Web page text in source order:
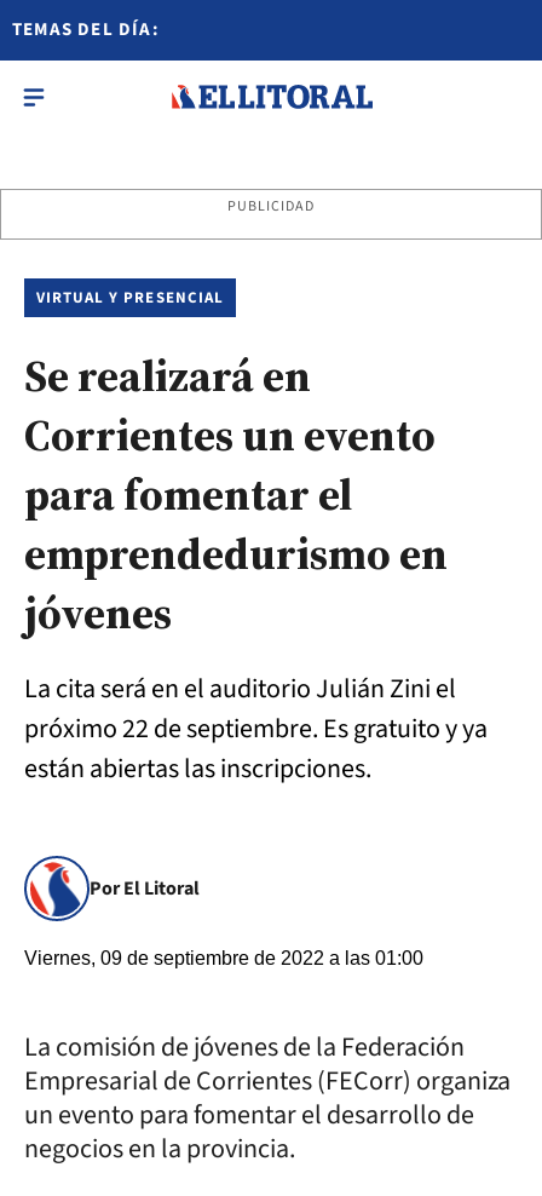
TEMAS DEL DÍA:
PUBLICIDAD
VIRTUAL Y PRESENCIAL
Se realizará en
Corrientes un evento
para fomentar el
emprendedurismo en
jóvenes
La cita será en el auditorio Julián Zini el
próximo 22 de septiembre. Es gratuito y ya
están abiertas las inscripciones.
Por El Litoral
Viernes, 09 de septiembre de 2022 a las 01:00
La comisión de jóvenes de la Federación
Empresarial de Corrientes (FECorr) organiza
un evento para fomentar el desarrollo de
negocios en la provincia.